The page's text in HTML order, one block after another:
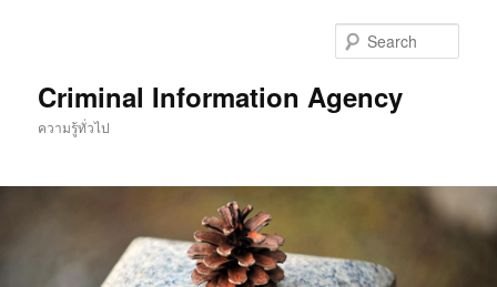
Criminal Information Agency
ความรู้ทั่วไป